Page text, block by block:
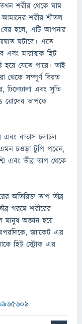
শরীর থেকে ঘাম
আমাদের শরীর শীতল
বের হলে, এটি আপনার
ঘটাবে। এতে
এবং মারাত্মক হিট
হয়ে যেতে পারে। তাই
থেকে সম্পূর্ণ বিরত
ঢিলেঢালা এবং সুতি
রোদের তাপকে
এবং বাতাস চলাচল
চওড়া টুপি পরেন,
এবং তীব্র তাপ থেকে
অতিরিক্ত তাপ তীব্র
গরমে শরীরের
মানুষ অজ্ঞান হয়ে
জ্যাকেট এর
হিট স্ট্রোক এর